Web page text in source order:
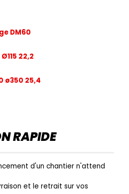
DM60
22,2
ø350 25,4
RAPIDE
d'un chantier n'attend
et le retrait sur vos